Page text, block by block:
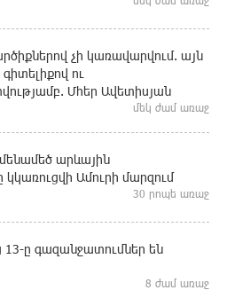
չի կառավարվում. այն
ու
Մհեր Ավետիսյան
մեկ ժամ առաջ
արևային
Ամուրի մարզում
30 րոպե առաջ
13-ը գազանջատումներ են
8 ժամ առաջ